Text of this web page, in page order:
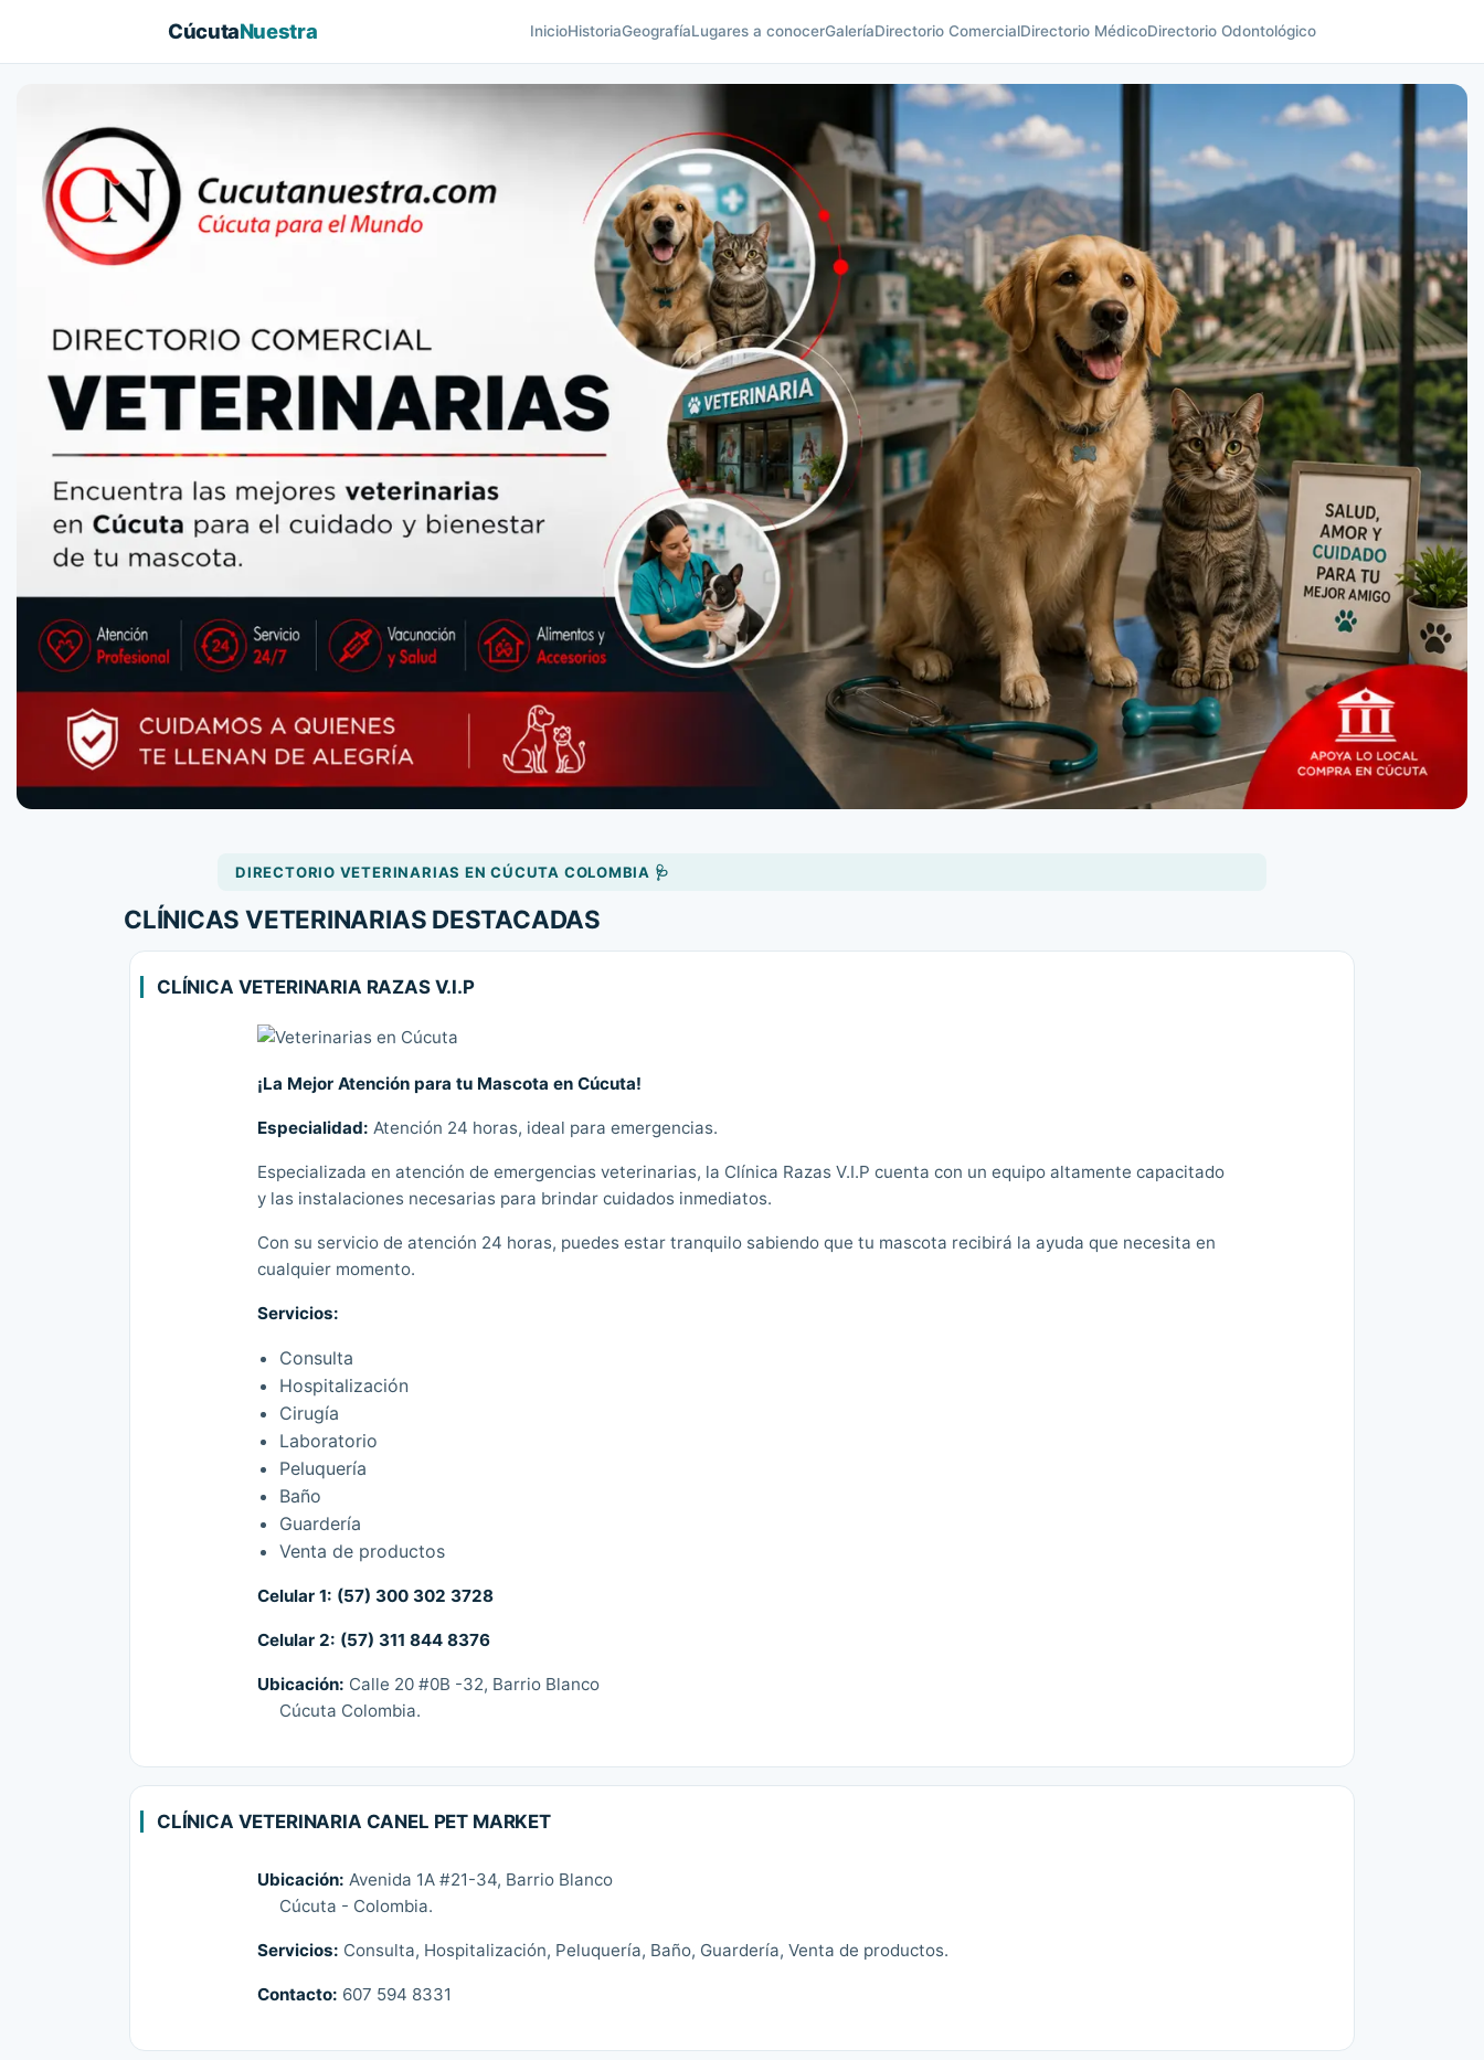
CúcutaNuestra InicioHistoriaGeografíaLugares a conocerGaleríaDirectorio ComercialDirectorio MédicoDirectorio Odontológico
DIRECTORIO VETERINARIAS EN CÚCUTA COLOMBIA 🩺
CLÍNICAS VETERINARIAS DESTACADAS
CLÍNICA VETERINARIA RAZAS V.I.P
¡La Mejor Atención para tu Mascota en Cúcuta!
Especialidad: Atención 24 horas, ideal para emergencias.
Especializada en atención de emergencias veterinarias, la Clínica Razas V.I.P cuenta con un equipo altamente capacitado
y las instalaciones necesarias para brindar cuidados inmediatos.
Con su servicio de atención 24 horas, puedes estar tranquilo sabiendo que tu mascota recibirá la ayuda que necesita en
cualquier momento.
Servicios:
Consulta
Hospitalización
Cirugía
Laboratorio
Peluquería
Baño
Guardería
Venta de productos
Celular 1: (57) 300 302 3728
Celular 2: (57) 311 844 8376
Ubicación: Calle 20 #0B -32, Barrio Blanco
Cúcuta Colombia.
CLÍNICA VETERINARIA CANEL PET MARKET
Ubicación: Avenida 1A #21-34, Barrio Blanco
Cúcuta - Colombia.
Servicios: Consulta, Hospitalización, Peluquería, Baño, Guardería, Venta de productos.
Contacto: 607 594 8331